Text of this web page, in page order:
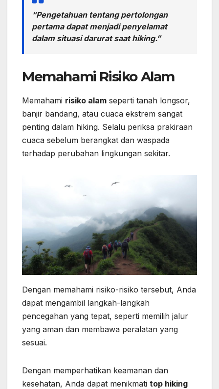
“Pengetahuan tentang pertolongan
pertama dapat menjadi penyelamat
dalam situasi darurat saat hiking.”
Memahami Risiko Alam
Memahami risiko alam seperti tanah longsor,
banjir bandang, atau cuaca ekstrem sangat
penting dalam hiking. Selalu periksa prakiraan
cuaca sebelum berangkat dan waspada
terhadap perubahan lingkungan sekitar.
Dengan memahami risiko-risiko tersebut, Anda
dapat mengambil langkah-langkah
pencegahan yang tepat, seperti memilih jalur
yang aman dan membawa peralatan yang
sesuai.
Dengan memperhatikan keamanan dan
kesehatan, Anda dapat menikmati top hiking